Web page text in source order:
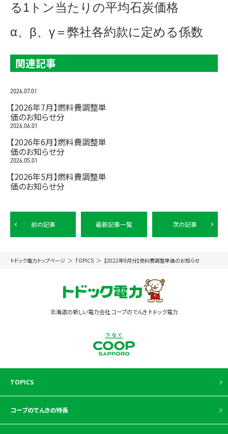
る1トン当たりの平均石炭価格
α、β、γ＝弊社各約款に定める係数
関連記事
2026.07.01
【2026年7月】燃料費調整単
価のお知らせ分
2026.06.01
【2026年6月】燃料費調整単
価のお知らせ分
2026.05.01
【2026年5月】燃料費調整単
価のお知らせ分
前の記事 最新記事一覧 次の記事
トドック電力トップページ TOPICS 【2022年9月分】燃料費調整単価のお知らせ
北海道の新しい電力会社 コープのでんき トドック電力
TOPICS
コープのでんきの特長